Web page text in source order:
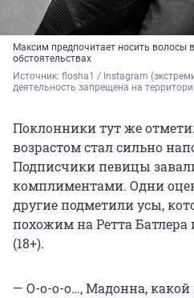
Максим предпочитает носить волосы
обстоятельствах
Источник: flosha1 / Instagram
деятельность запрещена на
Поклонники тут же
возрастом стал сильно
Подписчики певицы
комплиментами. Одни
другие подметили усы,
похожим на Ретта Батлера
(18+).
— О-о-о-о…, Мадонна,